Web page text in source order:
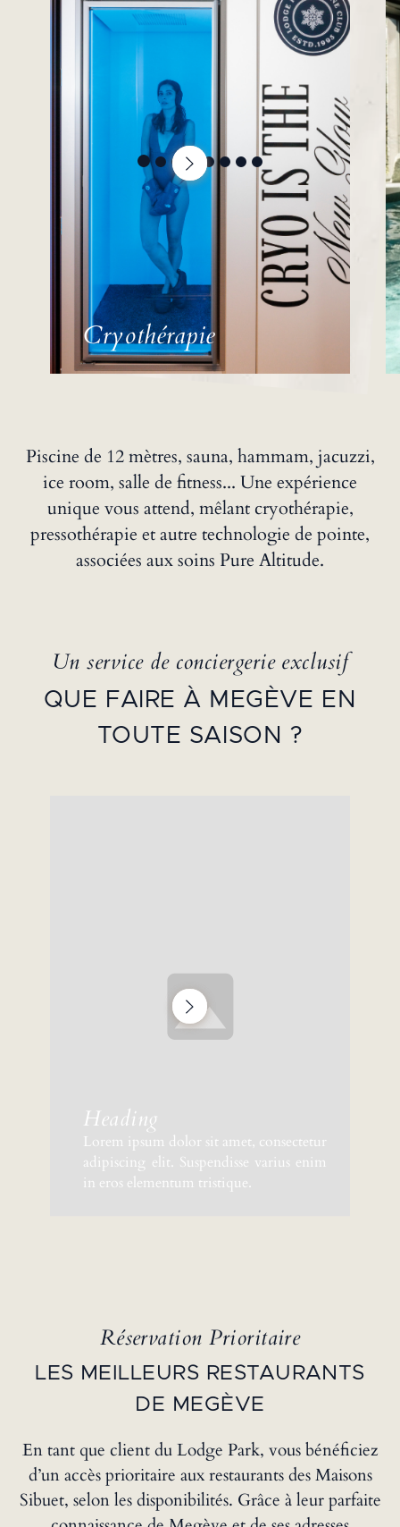
Piscine de 12 mètres, sauna, hammam, jacuzzi,
ice room, salle de fitness... Une expérience
unique vous attend, mêlant cryothérapie,
pressothérapie et autre technologie de pointe,
associées aux soins Pure Altitude.
Cryothérapie
Un service de conciergerie exclusif
QUE FAIRE À MEGÈVE EN
TOUTE SAISON ?
Heading
Lorem ipsum dolor sit amet, consectetur
adipiscing elit. Suspendisse varius enim
in eros elementum tristique.
Réservation Prioritaire
LES MEILLEURS RESTAURANTS
DE MEGÈVE
En tant que client du Lodge Park, vous bénéficiez
d’un accès prioritaire aux restaurants des Maisons
Sibuet, selon les disponibilités. Grâce à leur parfaite